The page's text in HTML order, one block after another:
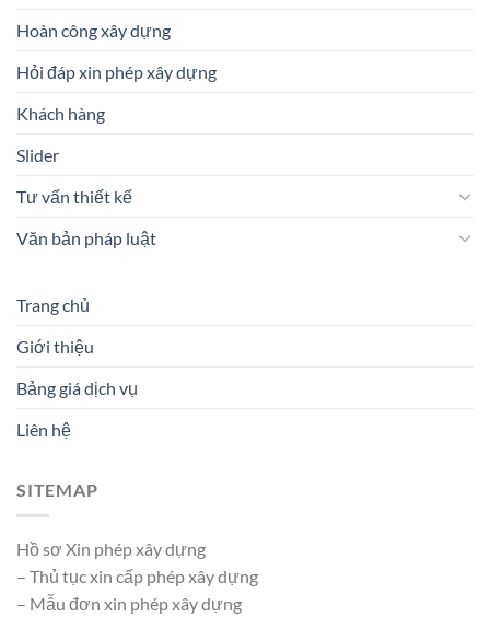
Hoàn công xây dựng
Hỏi đáp xin phép xây dựng
Khách hàng
Slider
Tư vấn thiết kế
Văn bản pháp luật
Trang chủ
Giới thiệu
Bảng giá dịch vụ
Liên hệ
SITEMAP
Hồ sơ Xin phép xây dựng
– Thủ tục xin cấp phép xây dựng
– Mẫu đơn xin phép xây dựng